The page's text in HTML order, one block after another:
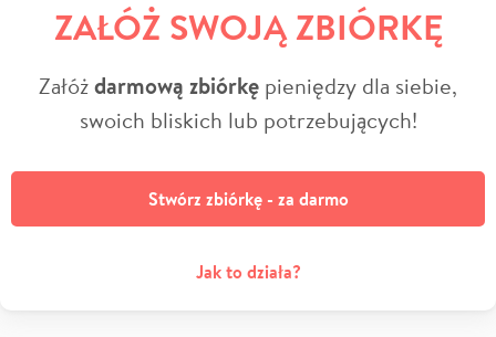
ZAŁÓŻ SWOJĄ ZBIÓRKĘ
Załóżdarmową zbiórkę pieniędzy dla siebie,
swoich bliskich lub potrzebujących!
Stwórz zbiórkę - za darmo
Jak to działa?